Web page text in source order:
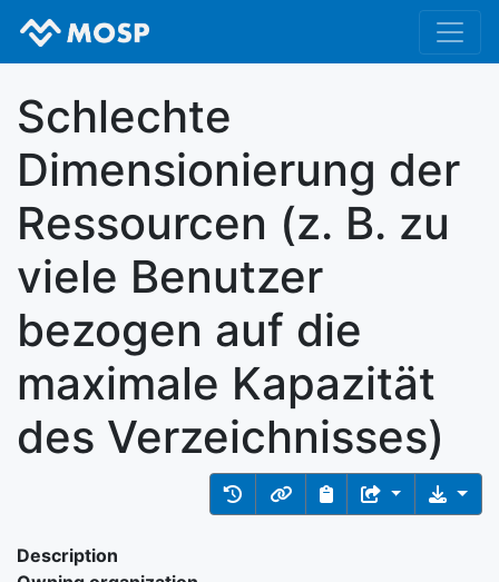
Schlechte
Dimensionierung der
Ressourcen (z. B. zu
viele Benutzer
bezogen auf die
maximale Kapazität
des Verzeichnisses)
Description